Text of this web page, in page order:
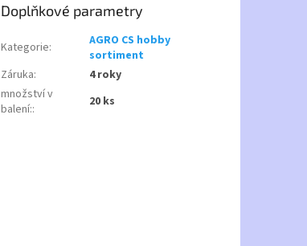
Doplňkové parametry
Kategorie:
AGRO CS hobby
sortiment
Záruka:
4 roky
množství v
balení:: 20 ks